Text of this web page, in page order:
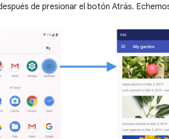
de presionar el botón Atrás.